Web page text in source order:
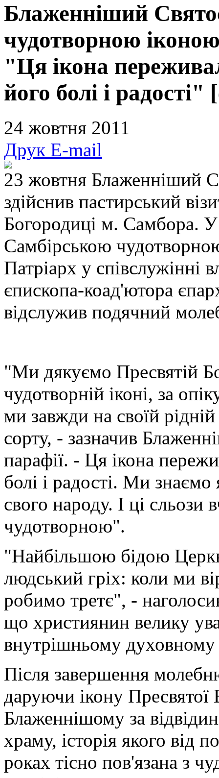
Блаженніший
чудотворною
"Ця ікона
його болі і радості"
24 жовтня 2011
Друк E-mail
23 жовтня Блаженніший
здійснив пастирський
Богородиці м. Самбора.
Самбірською
Патріарх у співслужінні
єпископа-коад'ютора
відслужив подячний
"Ми дякуємо Пресвятій
чудотворній іконі, за
ми завжди на своїй
сорту, - зазначив
парафії. - Ця ікона
болі і радості. Ми
свого народу. І ці сльози
чудотворною".
"Найбільшою бідою
людський гріх: коли ми
робимо третє", -
що християнин велику
внутрішньому
Після завершення
даруючи ікону Пресвятої
Блаженнішому за
храму, історія якого від
роках тісно пов'язана з